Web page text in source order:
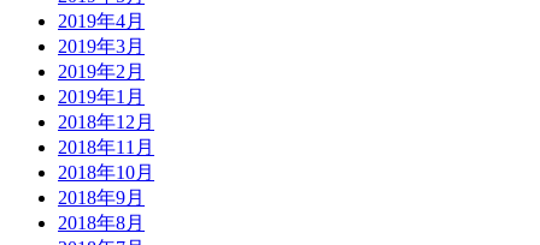
2019年4月
2019年3月
2019年2月
2019年1月
2018年12月
2018年11月
2018年10月
2018年9月
2018年8月